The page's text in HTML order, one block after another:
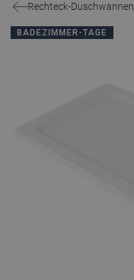
Rechteck-Duschwannen
BADEZIMMER-TAGE